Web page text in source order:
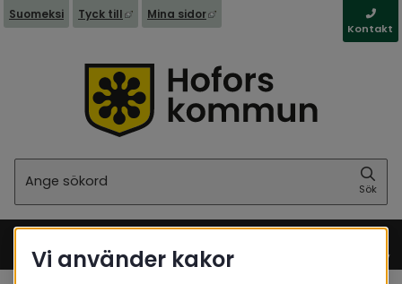
Suomeksi Tyck till Länk till annan webbplats, öppnas i nytt
Mina sidor Länk till annan webbplats,
Kontakt
Sök
Meny
Vi använder kakor